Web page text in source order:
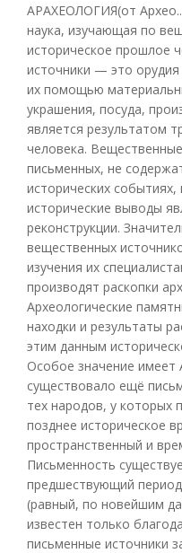
АРАХЕОЛОГИЯ(от
наука, изучающая по
историческое прошлое
источники — это
их помощью
украшения, посуда,
является результатом
человека.
письменных, не
исторических
исторические выводы
реконструкции.
вещественных
изучения их
производят раскопки
Археологические
находки и результаты
этим данным
Особое значение имеет
существовало ещё
тех народов, у которых
позднее историческое
пространственный и
Письменность
предшествующий
(равный, по новейшим
известен только
письменные источники